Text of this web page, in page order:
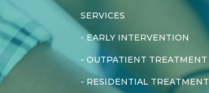
SERVICES
- EARLY INTERVENTION
-OUTPATIENT TREATMENT
- RESIDENTIAL TREATMENT